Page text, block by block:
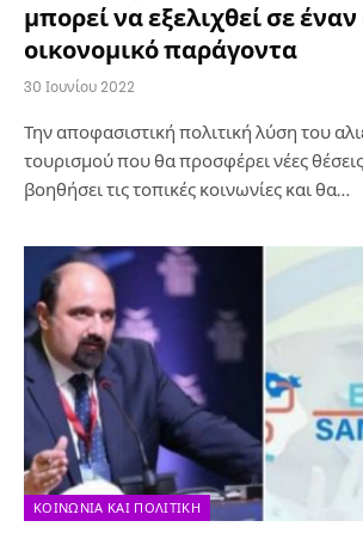
μπορεί να εξελιχθεί σε
οικονομικό παράγοντα
30 Ιουνίου 2022
Την αποφασιστική πολιτική λύση του
τουρισμού που θα προσφέρει νέες
βοηθήσει τις τοπικές κοινωνίες και θα…
ΚΟΙΝΩΝΊΑ ΚΑΙ ΠΟΛΙΤΙΚΉ